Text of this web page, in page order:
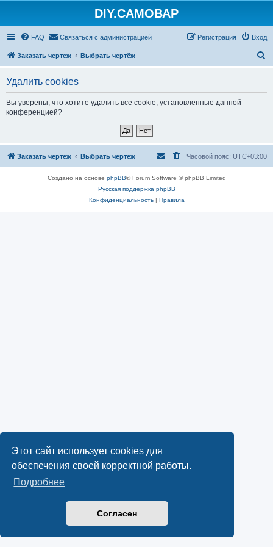
Этот сайт использует cookies для
обеспечения своей корректной работы.
Подробнее
Согласен
DIY.САМОВАР
FAQ Связаться с администрацией Вход
Регистрация
Заказать чертеж Выбрать чертёж
Удалить cookies
Вы уверены, что хотите удалить все cookie, установленные данной
конференцией?
Заказать чертеж Выбрать чертёж Часовой пояс: UTC+03:00
Создано на основе phpBB® Forum Software © phpBB Limited
Русская поддержка phpBB
Конфиденциальность| Правила